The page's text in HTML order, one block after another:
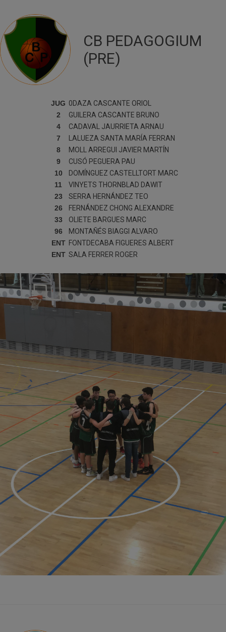
CB PEDAGOGIUM
(PRE)
JUG 0DAZA CASCANTE ORIOL
2
GUILERA CASCANTE BRUNO
4
CADAVAL JAURRIETA ARNAU
7
LALUEZA SANTA MARÍA FERRAN
8
MOLL ARREGUI JAVIER MARTÍN
9
CUSÓ PEGUERA PAU
10
DOMÍNGUEZ CASTELLTORT MARC
11
VINYETS THORNBLAD DAWIT
23
SERRA HERNÁNDEZ TEO
26
FERNÁNDEZ CHONG ALEXANDRE
33
OLIETE BARGUES MARC
96
MONTAÑÉS BIAGGI ALVARO
ENT FONTDECABA FIGUERES ALBERT
ENT SALA FERRER ROGER